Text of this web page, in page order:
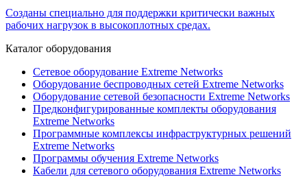
Созданы специально для поддержки критически важных
рабочих нагрузок в высокоплотных средах.
Каталог оборудования
Сетевое оборудование Extreme Networks
Оборудование беспроводных сетей Extreme Networks
Оборудование сетевой безопасности Extreme Networks
Предконфигурированные комплекты оборудования
Extreme Networks
Программные комплексы инфраструктурных решений
Extreme Networks
Программы обучения Extreme Networks
Кабели для сетевого оборудования Extreme Networks